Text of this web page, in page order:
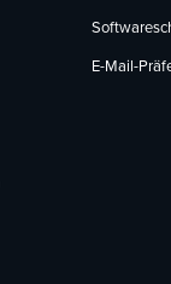
E-Mail-